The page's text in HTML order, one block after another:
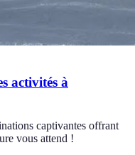
activités à
captivantes offrant
vous attend !